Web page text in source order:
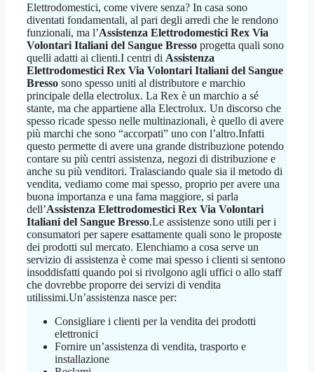
Elettrodomestici, come vivere senza? In casa sono
diventati fondamentali, al pari degli arredi che le rendono
funzionali, ma l’Assistenza Elettrodomestici Rex Via
Volontari Italiani del Sangue Bresso progetta quali sono
quelli adatti ai clienti.I centri di Assistenza
Elettrodomestici Rex Via Volontari Italiani del Sangue
Bresso sono spesso uniti al distributore e marchio
principale della electrolux. La Rex è un marchio a sé
stante, ma che appartiene alla Electrolux. Un discorso che
spesso ricade spesso nelle multinazionali, è quello di avere
più marchi che sono “accorpati” uno con l’altro.Infatti
questo permette di avere una grande distribuzione potendo
contare su più centri assistenza, negozi di distribuzione e
anche su più venditori. Tralasciando quale sia il metodo di
vendita, vediamo come mai spesso, proprio per avere una
buona importanza e una fama maggiore, si parla
dell’Assistenza Elettrodomestici Rex Via Volontari
Italiani del Sangue Bresso.Le assistenze sono utili per i
consumatori per sapere esattamente quali sono le proposte
dei prodotti sul mercato. Elenchiamo a cosa serve un
servizio di assistenza è come mai spesso i clienti si sentono
insoddisfatti quando poi si rivolgono agli uffici o allo staff
che dovrebbe proporre dei servizi di vendita
utilissimi.Un’assistenza nasce per:
Consigliare i clienti per la vendita dei prodotti
elettronici
Fornire un’assistenza di vendita, trasporto e
installazione